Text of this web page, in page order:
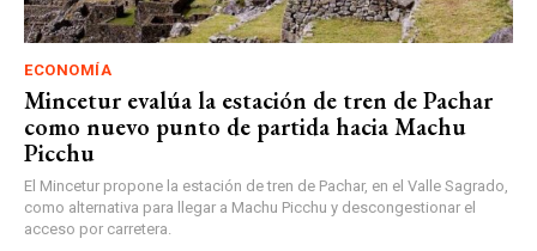
ECONOMÍA
Mincetur evalúa la estación de tren de Pachar
como nuevo punto de partida hacia Machu
Picchu
El Mincetur propone la estación de tren de Pachar, en el Valle Sagrado,
como alternativa para llegar a Machu Picchu y descongestionar el
acceso por carretera.